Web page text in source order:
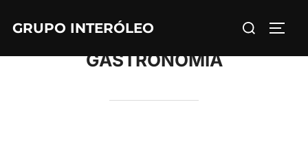
GRUPO INTERÓLEO Buscar:
GASTRONOMÍA